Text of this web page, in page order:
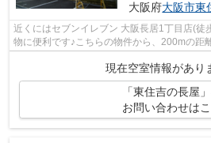
大阪府大阪市東
近くにはセブンイレブン 大阪長居1丁目店(徒
物に便利です♪こちらの物件から、200mの距
現在空室情報があり
「東住吉の長屋
お問い合わせは